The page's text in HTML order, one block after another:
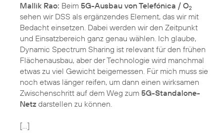
Mallik Rao: Beim 5G-Ausbau von Telefónica / O2
sehen wir DSS als ergänzendes Element, das wir mit
Bedacht einsetzen. Dabei werden wir den Zeitpunkt
und Einsatzbereich ganz genau wählen. Ich glaube,
Dynamic Spectrum Sharing ist relevant für den frühen
Flächenausbau, aber der Technologie wird manchmal
etwas zu viel Gewicht beigemessen. Für mich muss sie
noch etwas länger reifen, um dann einen wirksamen
Zwischenschritt auf dem Weg zum 5G-Standalone-
Netz darstellen zu können.
[…]